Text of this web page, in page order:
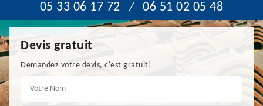
05 33 06 17 72 / 06 51 02 05 48
Devis gratuit
Demandez votre devis, c'est gratuit!